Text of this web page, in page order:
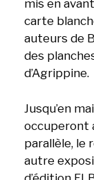
mis en
carte
auteurs de
des
d’Agrippine.
Jusqu’en
occuperont
parallèle, le
autre